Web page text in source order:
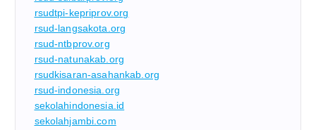
rsudtpi-kepriprov.org
rsud-langsakota.org
rsud-ntbprov.org
rsud-natunakab.org
rsudkisaran-asahankab.org
rsud-indonesia.org
sekolahindonesia.id
sekolahjambi.com